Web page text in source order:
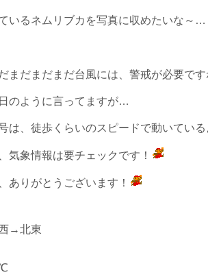
いるネムリブカを写真に収めたいな～…
まだまだまだ台風には、警戒が必要で
のように言ってますが…
は、徒歩くらいのスピードで動いてい
気象情報は要チェックです！
ありがとうございます！
→北東